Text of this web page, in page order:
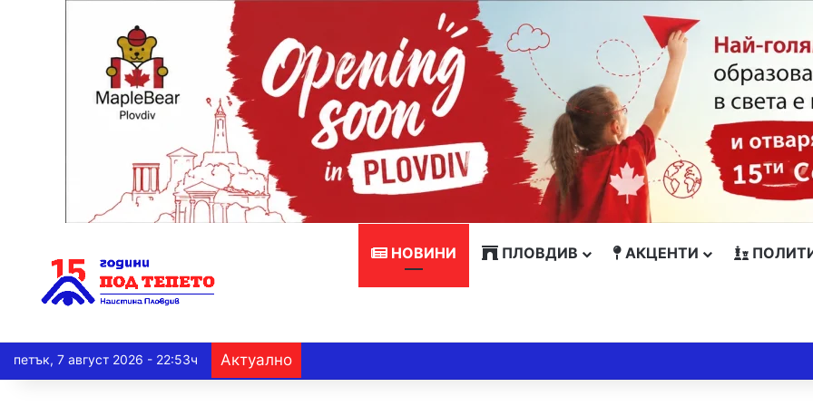
НОВИНИ ПЛОВДИВ АКЦЕНТИ
петък, 7 август 2026 - 22:53ч Актуално